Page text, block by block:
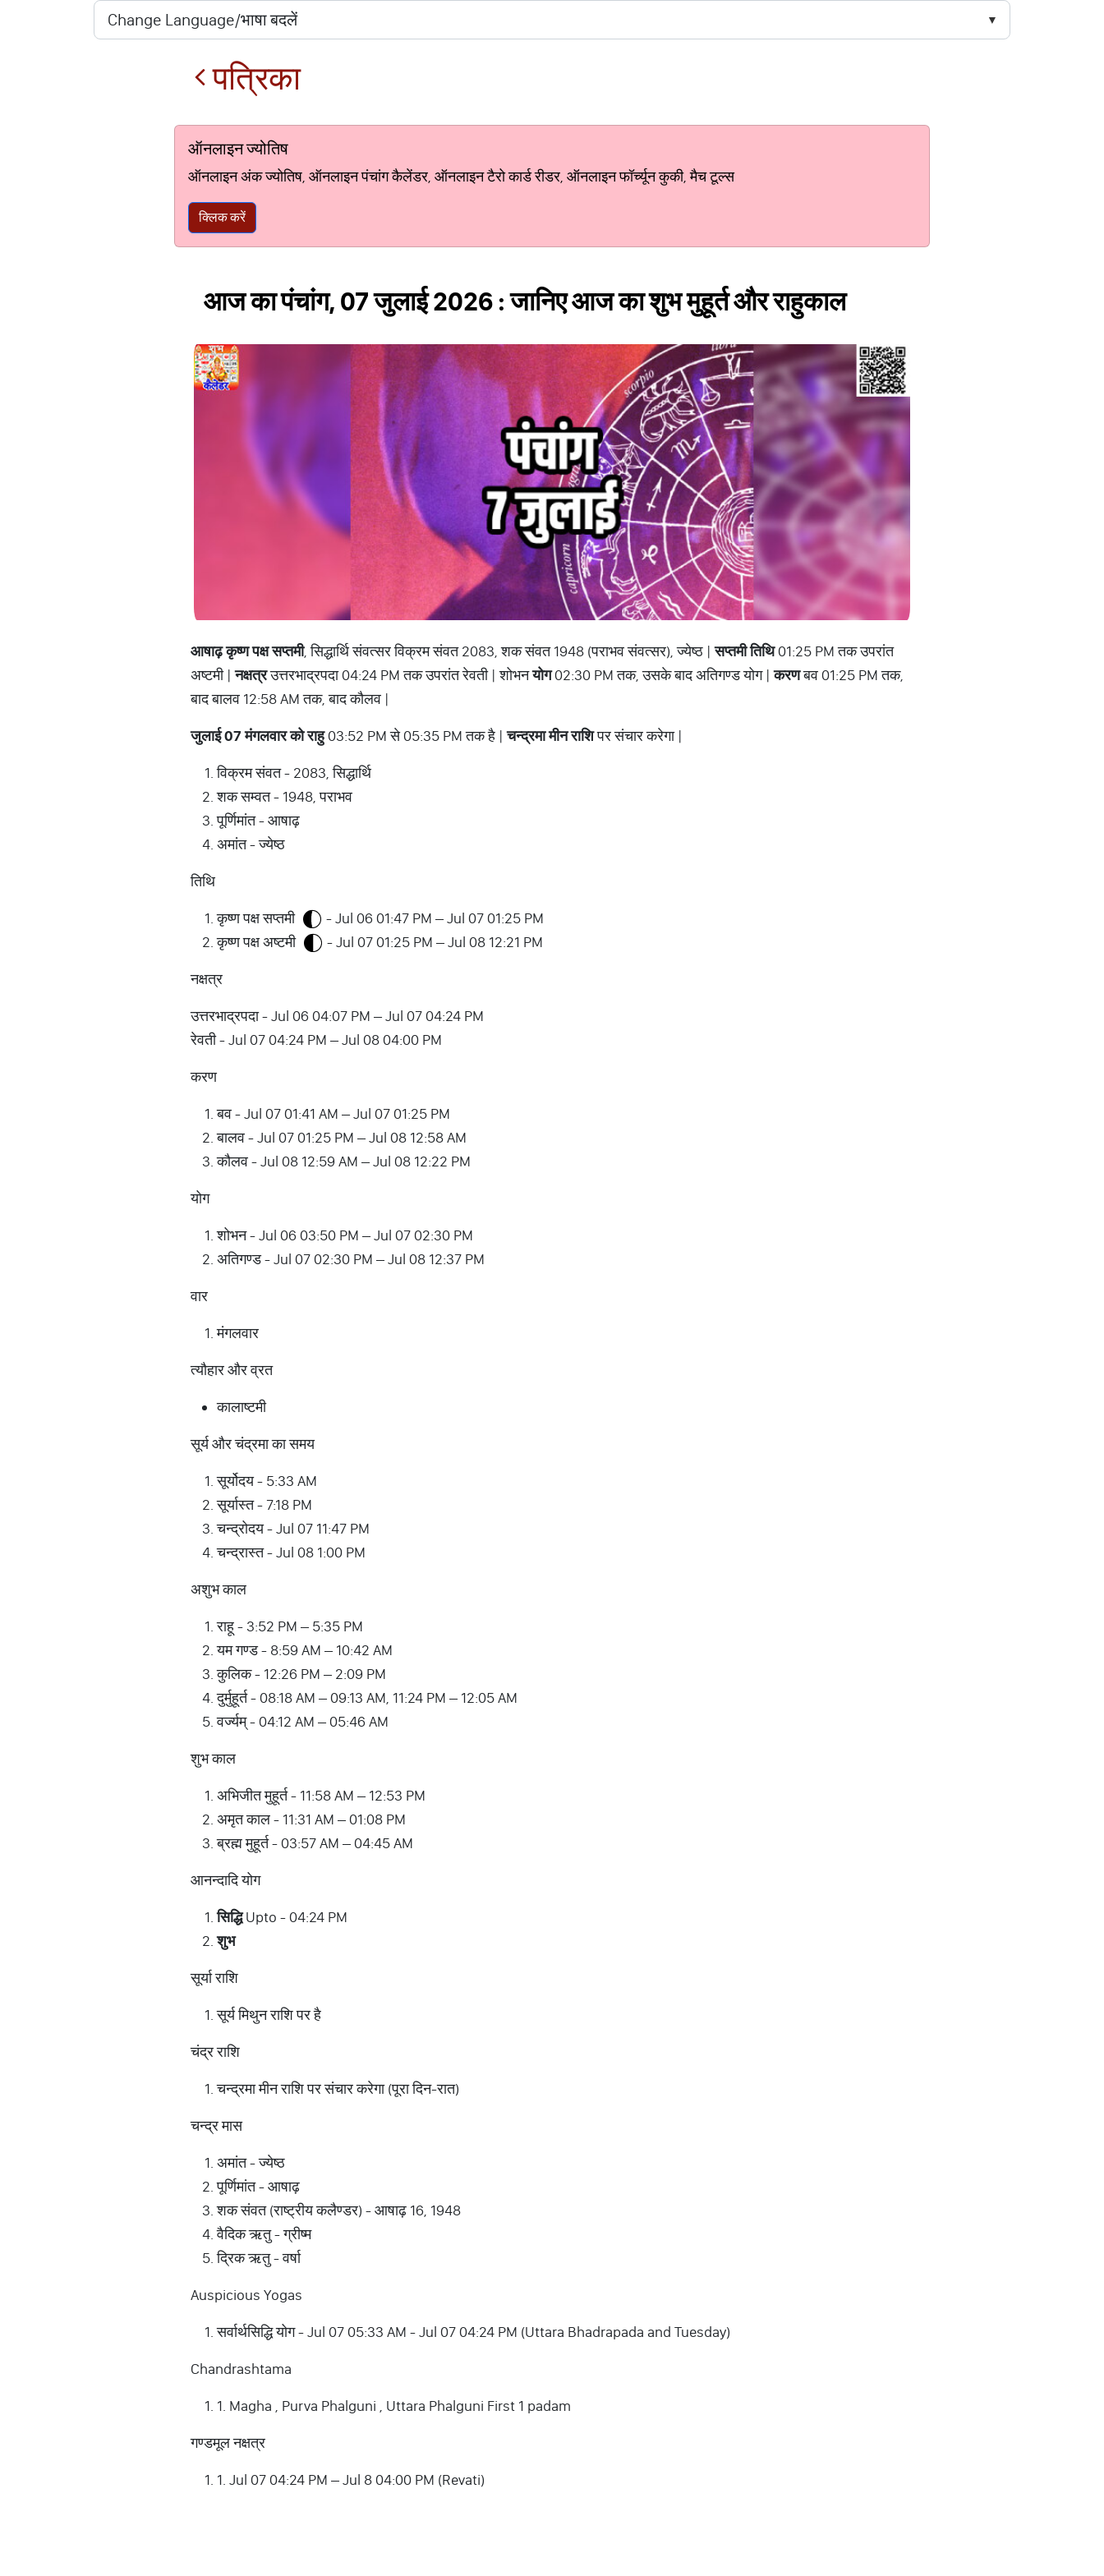
पत्रिका
ऑनलाइन ज्योतिष
ऑनलाइन अंक ज्योतिष, ऑनलाइन पंचांग कैलेंडर, ऑनलाइन टैरो कार्ड रीडर, ऑनलाइन फॉर्च्यून कुकी, मैच टूल्स
क्लिक करें
आज का पंचांग, 07 जुलाई 2026 : जानिए आज का शुभ मुहूर्त और राहुकाल
आषाढ़ कृष्ण पक्ष सप्तमी, सिद्धार्थि संवत्सर विक्रम संवत 2083, शक संवत 1948 (पराभव संवत्सर), ज्येष्ठ |सप्तमी तिथि01:25 PM तक उपरांत
अष्टमी |नक्षत्रउत्तरभाद्रपदा 04:24 PM तक उपरांत रेवती | शोभनयोग02:30 PM तक, उसके बाद अतिगण्ड योग |करणबव 01:25 PM तक,
बाद बालव 12:58 AM तक, बाद कौलव |
जुलाई 07 मंगलवार को राहु03:52 PM से 05:35 PM तक है |चन्द्रमा मीन राशिपर संचार करेगा |
विक्रम संवत - 2083, सिद्धार्थि
शक सम्वत - 1948, पराभव
पूर्णिमांत - आषाढ़
अमांत - ज्येष्ठ
तिथि
कृष्ण पक्ष सप्तमी
- Jul 06 01:47 PM – Jul 07 01:25 PM
कृष्ण पक्ष अष्टमी
- Jul 07 01:25 PM – Jul 08 12:21 PM
नक्षत्र
उत्तरभाद्रपदा - Jul 06 04:07 PM – Jul 07 04:24 PM
रेवती - Jul 07 04:24 PM – Jul 08 04:00 PM
करण
बव - Jul 07 01:41 AM – Jul 07 01:25 PM
बालव - Jul 07 01:25 PM – Jul 08 12:58 AM
कौलव - Jul 08 12:59 AM – Jul 08 12:22 PM
योग
शोभन - Jul 06 03:50 PM – Jul 07 02:30 PM
अतिगण्ड - Jul 07 02:30 PM – Jul 08 12:37 PM
वार
मंगलवार
त्यौहार और व्रत
कालाष्टमी
सूर्य और चंद्रमा का समय
सूर्योदय - 5:33 AM
सूर्यास्त - 7:18 PM
चन्द्रोदय - Jul 07 11:47 PM
चन्द्रास्त - Jul 08 1:00 PM
अशुभ काल
राहू - 3:52 PM – 5:35 PM
यम गण्ड - 8:59 AM – 10:42 AM
कुलिक - 12:26 PM – 2:09 PM
दुर्मुहूर्त - 08:18 AM – 09:13 AM, 11:24 PM – 12:05 AM
वर्ज्यम् - 04:12 AM – 05:46 AM
शुभ काल
अभिजीत मुहूर्त - 11:58 AM – 12:53 PM
अमृत काल - 11:31 AM – 01:08 PM
ब्रह्म मुहूर्त - 03:57 AM – 04:45 AM
आनन्दादि योग
सिद्धिUpto - 04:24 PM
शुभ
सूर्या राशि
सूर्य मिथुन राशि पर है
चंद्र राशि
चन्द्रमा मीन राशि पर संचार करेगा (पूरा दिन-रात)
चन्द्र मास
अमांत - ज्येष्ठ
पूर्णिमांत - आषाढ़
शक संवत (राष्ट्रीय कलैण्डर) - आषाढ़ 16, 1948
वैदिक ऋतु - ग्रीष्म
द्रिक ऋतु - वर्षा
Auspicious Yogas
सर्वार्थसिद्धि योग - Jul 07 05:33 AM - Jul 07 04:24 PM (Uttara Bhadrapada and Tuesday)
Chandrashtama
1. Magha , Purva Phalguni , Uttara Phalguni First 1 padam
गण्डमूल नक्षत्र
1. Jul 07 04:24 PM – Jul 8 04:00 PM (Revati)